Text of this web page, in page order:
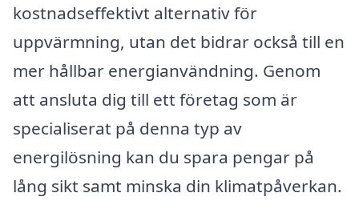
kostnadseffektivt alternativ för
uppvärmning, utan det bidrar också till en
mer hållbar energianvändning. Genom
att ansluta dig till ett företag som är
specialiserat på denna typ av
energilösning kan du spara pengar på
lång sikt samt minska din klimatpåverkan.